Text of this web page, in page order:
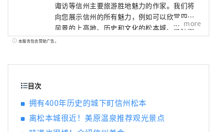
诹访等信州主要旅游胜地魅力的作家。我们将
向您展示信州的所有魅力，例如可以欣赏四季
风景的上高地、历史和文化的松本城、被壮丽
自然包围的白马、以及古老历史的诹访大社。
more
本服务包含赞助广告。
目次
拥有400年历史的城下町信州松本
离松本城很近！美原温泉推荐观光景点